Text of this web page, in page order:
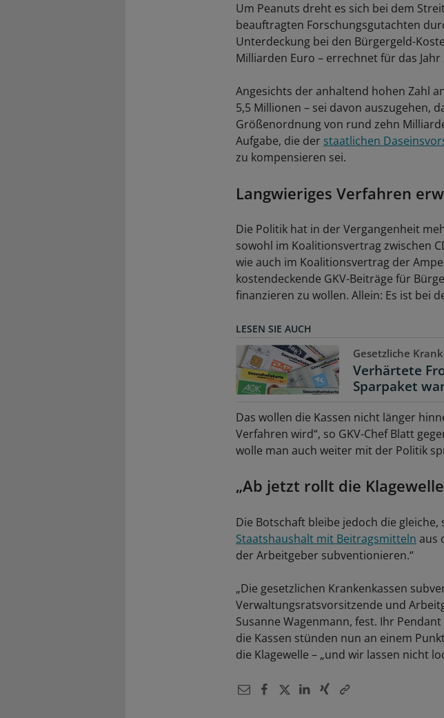
Um Peanuts dreht es sich bei dem
beauftragten Forschungsgutachten
Unterdeckung bei den Bürgergeld-
Milliarden Euro – errechnet für das Jahr
Angesichts der anhaltend hohen Zahl
5,5 Millionen – sei davon auszugehen,
Größenordnung von rund zehn
Aufgabe, die der staatlichen
zu kompensieren sei.
Langwieriges Verfahren
Die Politik hat in der Vergangenheit
sowohl im Koalitionsvertrag zwischen
wie auch im Koalitionsvertrag der
kostendeckende GKV-Beiträge für
ﬁnanzieren zu wollen. Allein: Es ist bei
LESEN SIE AUCH
Gesetzliche
Verhärtete
Sparpaket
Das wollen die Kassen nicht länger
Verfahren wird“, so GKV-Chef Blatt
wolle man auch weiter mit der Politik
„Ab jetzt rollt die
Die Botschaft bleibe jedoch die
Staatshaushalt mit Beitragsmitteln aus
der Arbeitgeber subventionieren.“
„Die gesetzlichen Krankenkassen
Verwaltungsratsvorsitzende und
Susanne Wagenmann, fest. Ihr
die Kassen stünden nun an einem
die Klagewelle – „und wir lassen nicht